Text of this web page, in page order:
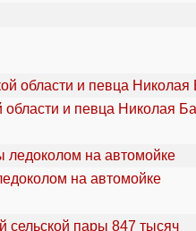
и певца Николая
на автомойке